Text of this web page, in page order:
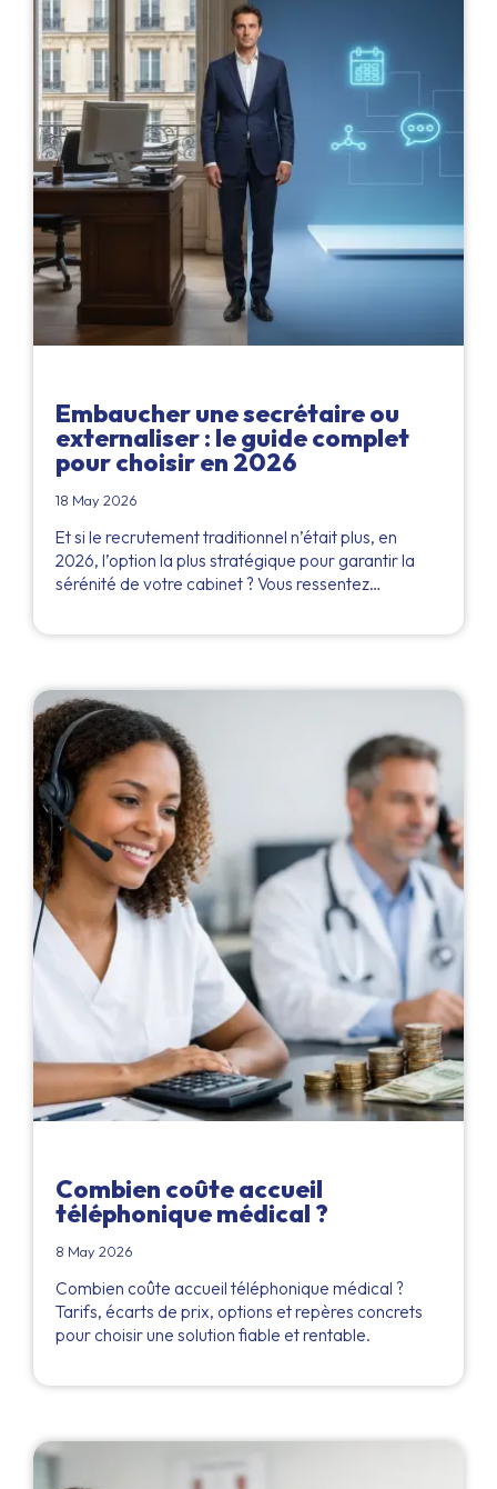
Embaucher une secrétaire ou
externaliser : le guide complet
pour choisir en 2026
18 May 2026
Et si le recrutement traditionnel n’était plus, en
2026, l’option la plus stratégique pour garantir la
sérénité de votre cabinet ? Vous ressentez…
Combien coûte accueil
téléphonique médical ?
8 May 2026
Combien coûte accueil téléphonique médical ?
Tarifs, écarts de prix, options et repères concrets
pour choisir une solution fiable et rentable.